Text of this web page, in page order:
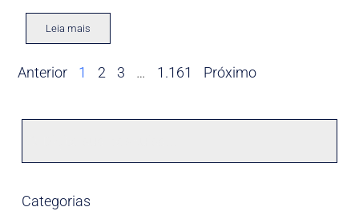
Leia mais
Anterior 1 2 3 … 1.161 Próximo
Categorias